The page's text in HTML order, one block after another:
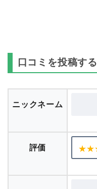
口コミを投稿する
ニックネーム
評価